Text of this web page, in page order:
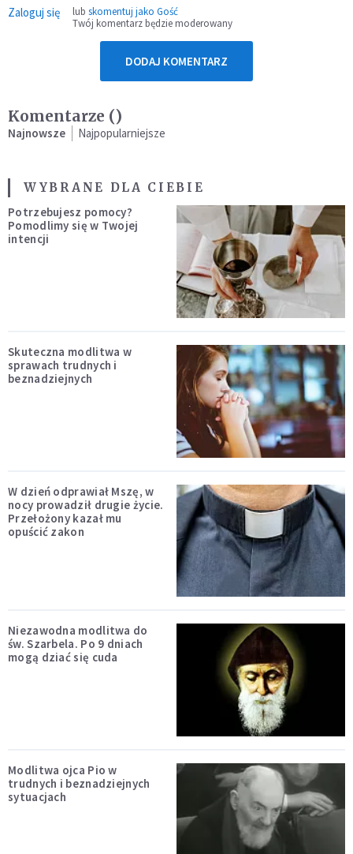
Zaloguj się lub skomentuj jako Gość
Twój komentarz będzie moderowany
DODAJ KOMENTARZ
Komentarze ()
Najnowsze Najpopularniejsze
WYBRANE DLA CIEBIE
Potrzebujesz pomocy?
Pomodlimy się w Twojej
intencji
Skuteczna modlitwa w
sprawach trudnych i
beznadziejnych
W dzień odprawiał Mszę, w
nocy prowadził drugie życie.
Przełożony kazał mu
opuścić zakon
Niezawodna modlitwa do
św. Szarbela. Po 9 dniach
mogą dziać się cuda
Modlitwa ojca Pio w
trudnych i beznadziejnych
sytuacjach